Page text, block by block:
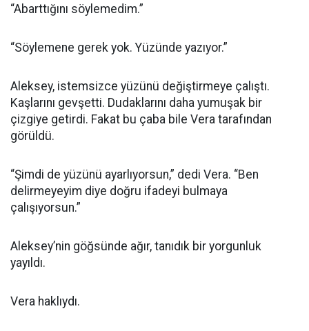
“Abarttığını söylemedim.”
“Söylemene gerek yok. Yüzünde yazıyor.”
Aleksey, istemsizce yüzünü değiştirmeye çalıştı.
Kaşlarını gevşetti. Dudaklarını daha yumuşak bir
çizgiye getirdi. Fakat bu çaba bile Vera tarafından
görüldü.
“Şimdi de yüzünü ayarlıyorsun,” dedi Vera. “Ben
delirmeyeyim diye doğru ifadeyi bulmaya
çalışıyorsun.”
Aleksey’nin göğsünde ağır, tanıdık bir yorgunluk
yayıldı.
Vera haklıydı.